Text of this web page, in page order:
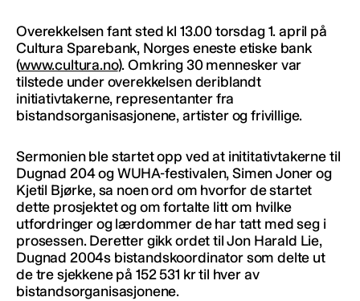
Overekkelsen fant sted kl 13.00 torsdag 1. april på
Cultura Sparebank, Norges eneste etiske bank
(www.cultura.no). Omkring 30 mennesker var
tilstede under overekkelsen deriblandt
initiativtakerne, representanter fra
bistandsorganisasjonene, artister og frivillige.
Sermonien ble startet opp ved at inititativtakerne til
Dugnad 204 og WUHA-festivalen, Simen Joner og
Kjetil Bjørke, sa noen ord om hvorfor de startet
dette prosjektet og om fortalte litt om hvilke
utfordringer og lærdommer de har tatt med seg i
prosessen. Deretter gikk ordet til Jon Harald Lie,
Dugnad 2004s bistandskoordinator som delte ut
de tre sjekkene på 152 531 kr til hver av
bistandsorganisasjonene.